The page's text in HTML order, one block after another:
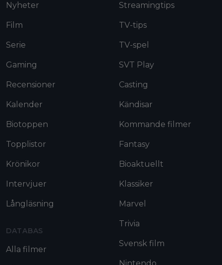
Nyheter
Film
Serie
Gaming
Recensioner
Kalender
Biotoppen
Topplistor
Krönikor
Intervjuer
Långläsning
DATABAS
Alla filmer
Streamingtips
TV-tips
TV-spel
SVT Play
Casting
Kändisar
Kommande filmer
Fantasy
Bioaktuellt
Klassiker
Marvel
Trivia
Svensk film